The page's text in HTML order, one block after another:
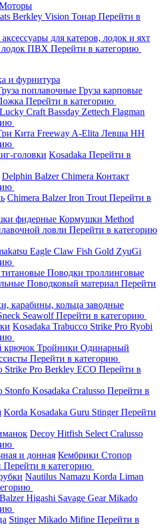
Berkley Vision Тонар Перейти в
для катеров, лодок и яхт
лодок ПВХ Перейти в категорию
и фурнитура
поплавочные Груза карповые
Перейти в категорию
Lucky Craft Bassday Zettech Flagman
Кита Freeway A-Elita Левша НН
головки Kosadaka Перейти в
Delphin BalzerChimera Контакт
Chimera BalzerIron Trout Перейти в
фидерные Кормушки Method
ловли Перейти в категорию
Eagle Claw Fish Gold ZyuGi
Поводки троллинговые
Поводковый материал Перейти
карабины, кольца заводные
SeawolfПерейти в категорию
Kosadaka Trabucco Strike Pro Ryobi
крючок Тройники Одинарный
Перейти в категорию
Strike Pro Berkley ECO Перейти в
Stonfo Kosadaka Cralusso Перейти в
Korda Kosadaka Guru StingerПерейти
Decoy Hitfish Select Cralusso
и донная Кембрики Стопор
Перейти в категорию
Nautilus Namazu Korda Liman
BalzerHigashi Savage GearMikado
StingerMikado Mifine Перейти в